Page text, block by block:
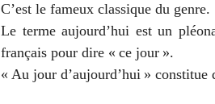
C’est le fameux classique du genre.
Le terme aujourd’hui est un
français pour dire « ce jour ».
« Au jour d’aujourd’hui »